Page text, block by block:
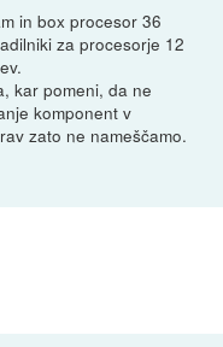
in box procesor 36
za procesorje 12
kar pomeni, da ne
komponent v
zato ne nameščamo.